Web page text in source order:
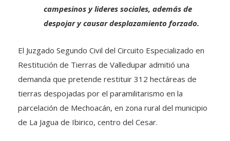
campesinos y lideres sociales, además de
despojar y causar desplazamiento forzado.
El Juzgado Segundo Civil del Circuito Especializado en
Restitución de Tierras de Valledupar admitió una
demanda que pretende restituir 312 hectáreas de
tierras despojadas por el paramilitarismo en la
parcelación de Mechoacán, en zona rural del municipio
de La Jagua de Ibirico, centro del Cesar.